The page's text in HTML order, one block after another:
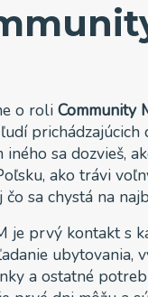
o roliCommunity
prichádzajúcich
sa dozvieš,
ako trávi
čo sa chystá na
je prvý kontakt s
ubytovania,
a ostatné